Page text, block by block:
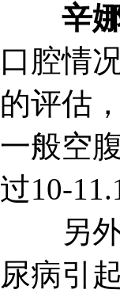
辛
口腔情
的评估
一般空
过10-
另外
尿病引